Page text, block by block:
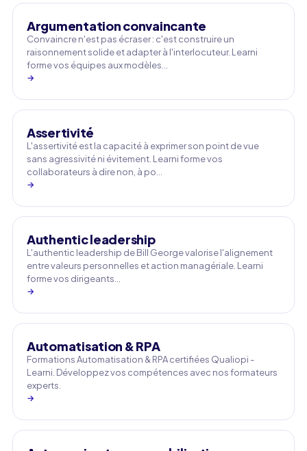
Argumentation convaincante
Convaincre n'est pas écraser : c'est construire un
raisonnement solide et adapter à l'interlocuteur. Learni
forme vos équipes aux modèles…
→
Assertivité
L'assertivité est la capacité à exprimer son point de vue
sans agressivité ni évitement. Learni forme vos
collaborateurs à dire non, à po…
→
Authentic leadership
L'authentic leadership de Bill George valorise l'alignement
entre valeurs personnelles et action managériale. Learni
forme vos dirigeants…
→
Automatisation & RPA
Formations Automatisation & RPA certifiées Qualiopi -
Learni. Développez vos compétences avec nos formateurs
experts.
→